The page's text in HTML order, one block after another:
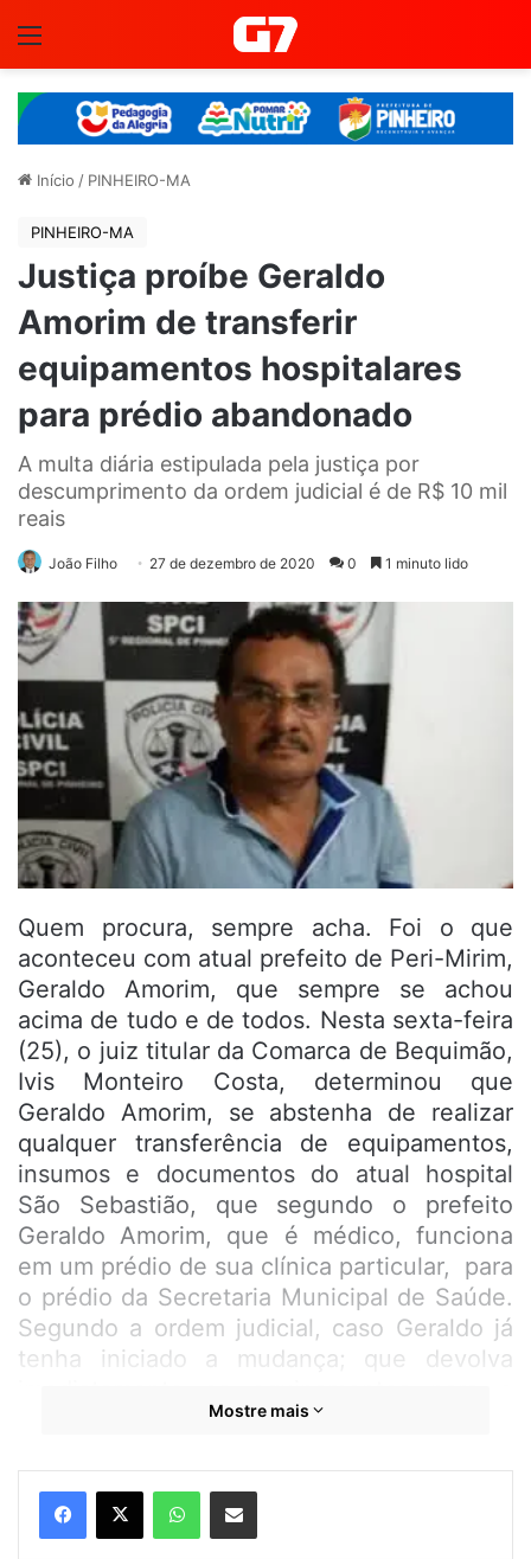
Início / PINHEIRO-MA
PINHEIRO-MA
Justiça proíbe Geraldo
Amorim de transferir
equipamentos hospitalares
para prédio abandonado
A multa diária estipulada pela justiça por
descumprimento da ordem judicial é de R$ 10 mil
reais
João Filho 27 de dezembro de 2020 0 1 minuto lido
Quem procura, sempre acha. Foi o que
aconteceu com atual prefeito de Peri-Mirim,
Geraldo Amorim, que sempre se achou
acima de tudo e de todos. Nesta sexta-feira
(25), o juiz titular da Comarca de Bequimão,
Ivis Monteiro Costa, determinou que
Geraldo Amorim, se abstenha de realizar
qualquer transferência de equipamentos,
insumos e documentos do atual hospital
São Sebastião, que segundo o prefeito
Geraldo Amorim, que é médico, funciona
em um prédio de sua clínica particular, para
o prédio da Secretaria Municipal de Saúde.
Segundo a ordem judicial, caso Geraldo já
tenha iniciado a mudança; que devolva
O Magistrado foi categórico ao afirmar em
sua decisão, que os produtos já transferidos
ao prédio da Secretaria ou de outros locais,
Mostre mais